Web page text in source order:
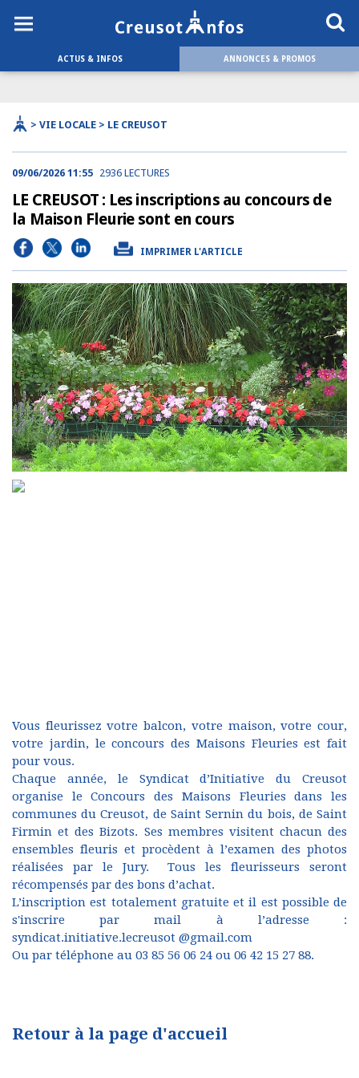
ACTUS & INFOS ANNONCES & PROMOS
> VIE LOCALE > LE CREUSOT
09/06/2026 11:55 2936 LECTURES
LE CREUSOT : Les inscriptions au concours de
la Maison Fleurie sont en cours
IMPRIMER L'ARTICLE
Vous fleurissez votre balcon, votre maison, votre cour,
votre jardin, le concours des Maisons Fleuries est fait
pour vous.
Chaque année, le Syndicat d’Initiative du Creusot
organise le Concours des Maisons Fleuries dans les
communes du Creusot, de Saint Sernin du bois, de Saint
Firmin et des Bizots. Ses membres visitent chacun des
ensembles fleuris et procèdent à l’examen des photos
réalisées par le Jury. Tous les fleurisseurs seront
récompensés par des bons d’achat.
L’inscription est totalement gratuite et il est possible de
s'inscrire par mail à l’adresse :
syndicat.initiative.lecreusot @gmail.com
Ou par téléphone au 03 85 56 06 24 ou 06 42 15 27 88.
Retour à la page d'accueil